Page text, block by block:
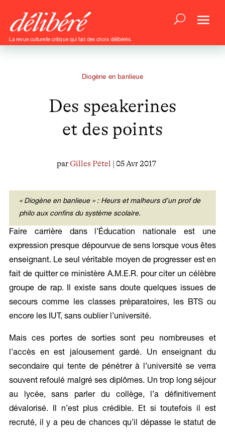
La revue culturelle critique qui fait des choix délibérés.
Diogène en banlieue
Des speakerines
et des points
parGilles Pétel | 05 Avr 2017
« Diogène en banlieue » : Heurs et malheurs d’un prof de
philo aux confins du système scolaire.
Faire carrière dans l’Éducation nationale est une
expression presque dépourvue de sens lorsque vous êtes
enseignant. Le seul véritable moyen de progresser est en
fait de quitter ce ministère A.M.E.R. pour citer un célèbre
groupe de rap. Il existe sans doute quelques issues de
secours comme les classes préparatoires, les BTS ou
encore les IUT, sans oublier l’université.
Mais ces portes de sorties sont peu nombreuses et
l’accès en est jalousement gardé. Un enseignant du
secondaire qui tente de pénétrer à l’université se verra
souvent refoulé malgré ses diplômes. Un trop long séjour
au lycée, sans parler du collège, l’a définitivement
dévalorisé. Il n’est plus crédible. Et si toutefois il est
recruté, il y a peu de chances qu’il dépasse le statut de